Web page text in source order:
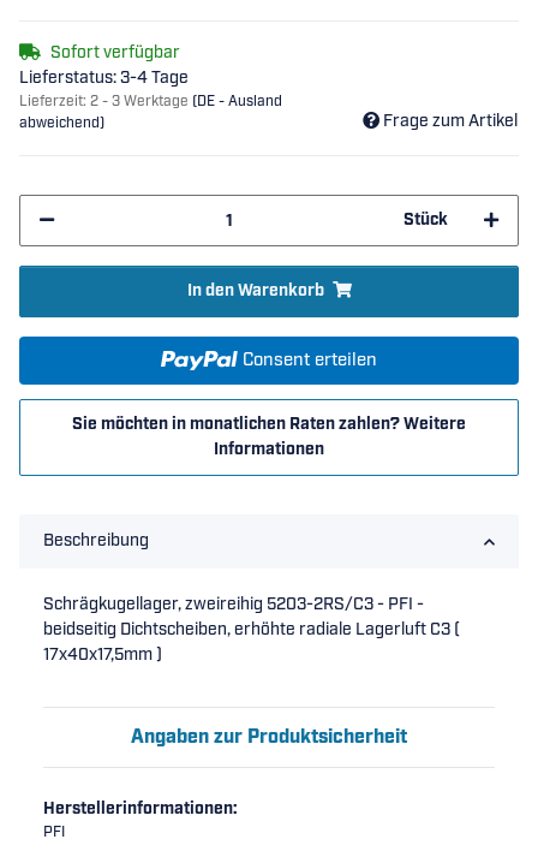
Sofort verfügbar
Lieferstatus: 3-4 Tage
Lieferzeit: 2 - 3 Werktage (DE - Ausland
abweichend)
Frage zum Artikel
Stück
In den Warenkorb
Consent erteilen
Sie möchten in monatlichen Raten zahlen?Weitere
Informationen
Beschreibung
Schrägkugellager, zweireihig 5203-2RS/C3 - PFI -
beidseitig Dichtscheiben, erhöhte radiale Lagerluft C3 (
17x40x17,5mm )
Angaben zur Produktsicherheit
Herstellerinformationen:
PFI